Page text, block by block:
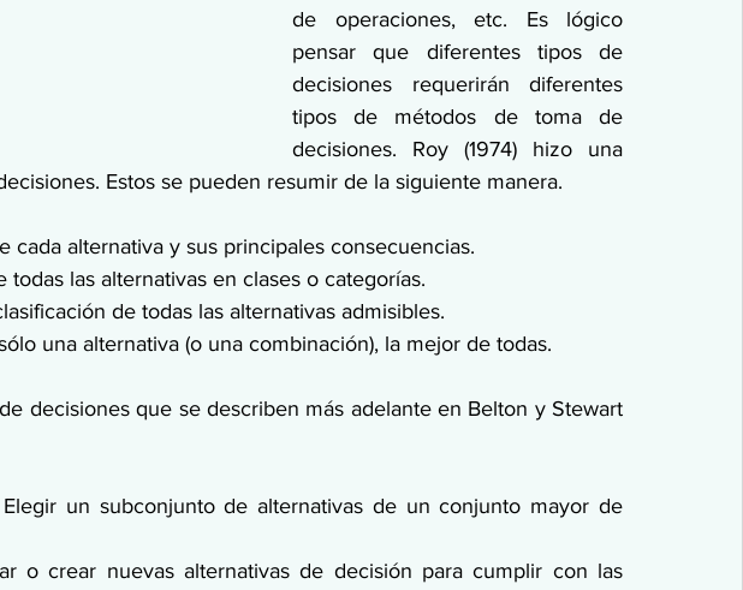
de operaciones, etc. Es lógico
pensar que diferentes tipos de
decisiones requerirán diferentes
tipos de métodos de toma de
decisiones. Roy (1974) hizo una
Estos se pueden resumir de la siguiente manera.
cada alternativa y sus principales consecuencias.
todas las alternativas en clases o categorías.
de todas las alternativas admisibles.
una alternativa (o una combinación), la mejor de todas.
decisiones que se describen más adelante en Belton y Stewart
un subconjunto de alternativas de un conjunto mayor de
o crear nuevas alternativas de decisión para cumplir con las